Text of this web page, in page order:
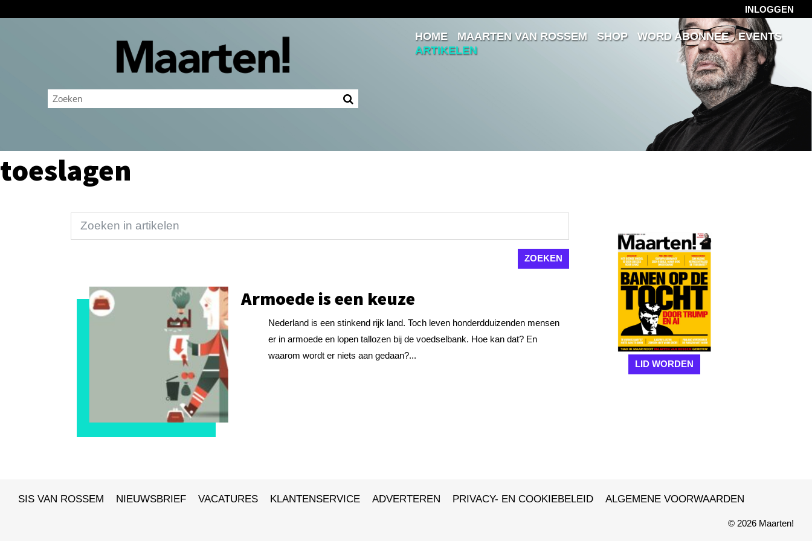
INLOGGEN
Inloggen
Ingelogd blijven
HOME MAARTEN VAN ROSSEM SHOP WORD ABONNEE
EVENTS
ARTIKELEN
toeslagen
Armoede is een keuze
Nederland is een stinkend rijk land. Toch leven honderdduizenden mensen
er in armoede en lopen tallozen bij de voedselbank. Hoe kan dat? En
waarom wordt er niets aan gedaan?...
LID WORDEN
SIS VAN ROSSEM NIEUWSBRIEF VACATURES KLANTENSERVICE ADVERTEREN PRIVACY- EN COOKIEBELEID ALGEMENE VOORWAARDEN
© 2026 Maarten!